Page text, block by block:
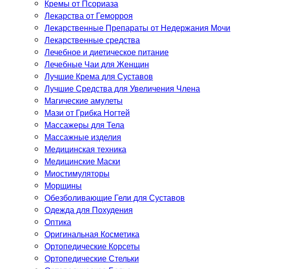
Кремы от Псориаза
Лекарства от Геморроя
Лекарственные Препараты от Недержания Мочи
Лекарственные средства
Лечебное и диетическое питание
Лечебные Чаи для Женщин
Лучшие Крема для Суставов
Лучшие Средства для Увеличения Члена
Магические амулеты
Мази от Грибка Ногтей
Массажеры для Тела
Массажные изделия
Медицинская техника
Медицинские Маски
Миостимуляторы
Морщины
Обезболивающие Гели для Суставов
Одежда для Похудения
Оптика
Оригинальная Косметика
Ортопедические Корсеты
Ортопедические Стельки